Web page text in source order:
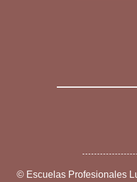
© Escuelas Profesionales